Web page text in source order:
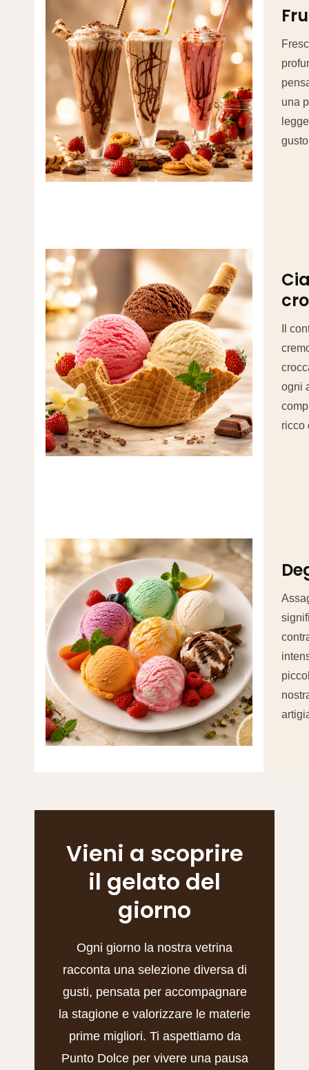
una
Il
ogni
ricco
Vieni a scoprire
il gelato del
giorno
Ogni giorno la nostra vetrina
racconta una selezione diversa di
gusti, pensata per accompagnare
la stagione e valorizzare le materie
prime migliori. Ti aspettiamo da
Punto Dolce per vivere una pausa